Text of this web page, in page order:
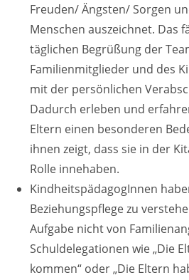
Freuden/ Ängsten/ Sorgen
Menschen auszeichnet. Das
täglichen Begrüßung der
Familienmitglieder und des
mit der persönlichen
Dadurch erleben und
Eltern einen besonderen
ihnen zeigt, dass sie in der
Rolle innehaben.
KindheitspädagogInnen
Beziehungspflege zu
Aufgabe nicht von
Schuldelegationen wie „Die
kommen“ oder „Die Eltern